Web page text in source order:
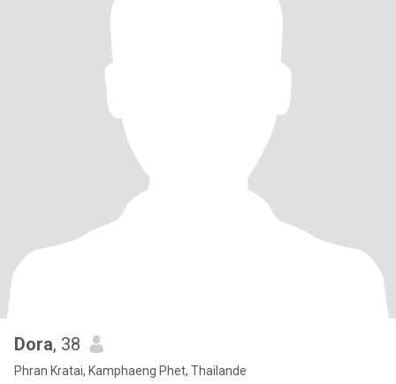
Dora, 38
Phran Kratai, Kamphaeng Phet, Thailande